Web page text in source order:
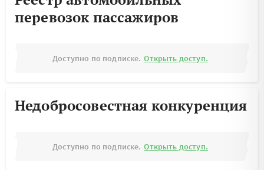
перевозок пассажиров
Доступно по подписке. Открыть доступ.
Недобросовестная конкуренция
Доступно по подписке. Открыть доступ.